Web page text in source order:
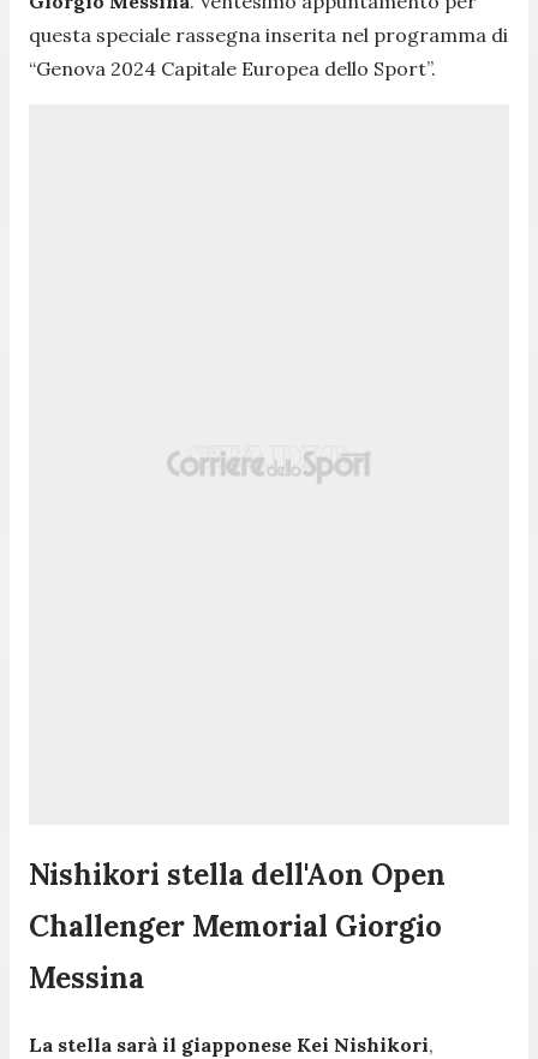
questa speciale rassegna inserita nel programma di
“Genova 2024 Capitale Europea dello Sport”.
Nishikori stella dell'Aon Open
Challenger Memorial Giorgio
Messina
La stella sarà il giapponese Kei Nishikori,